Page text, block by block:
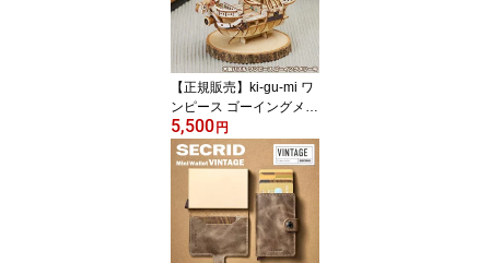
具 メンズ アウトドア 革
レザー オイルライター
ジッポ 本革
【正規販売】ki-gu-mi ワ
ンピース ゴーイングメリ
ー号 Wooden Art | 木製パ
ズル エーゾーン Azone
立体パズル 大人 組み立
てパズル 3D クラフト オ
モチャ おもちゃ キグミ
木製 工作 キット 置き物
木 オブジェ 模型 インテ
5,500 円